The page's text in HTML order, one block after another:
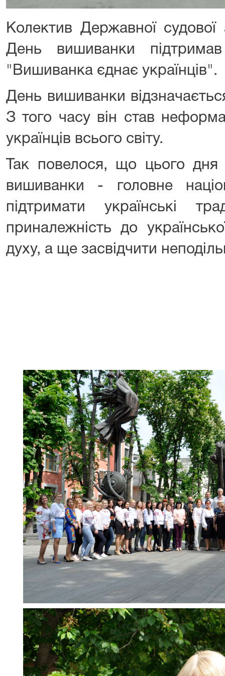
Колектив Державної судової
День вишиванки підтримав
"Вишиванка єднає українців".
День вишиванки
З того часу він став
українців всього світу.
Так повелося, що цього дня
вишиванки - головне
підтримати українські
приналежність до
духу, а ще засвідчити